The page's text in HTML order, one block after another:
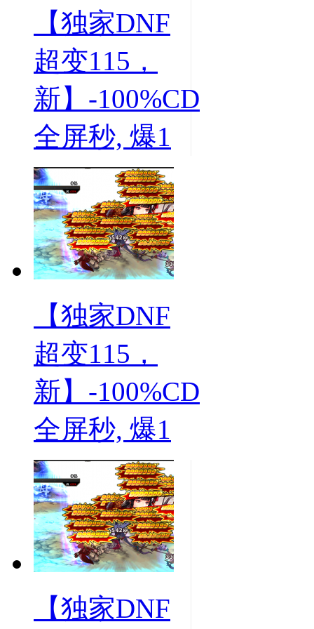
【独家DNF
超变115，
新】-100%CD
全屏秒, 爆1
【独家DNF
超变115，
新】-100%CD
全屏秒, 爆1
【独家DNF